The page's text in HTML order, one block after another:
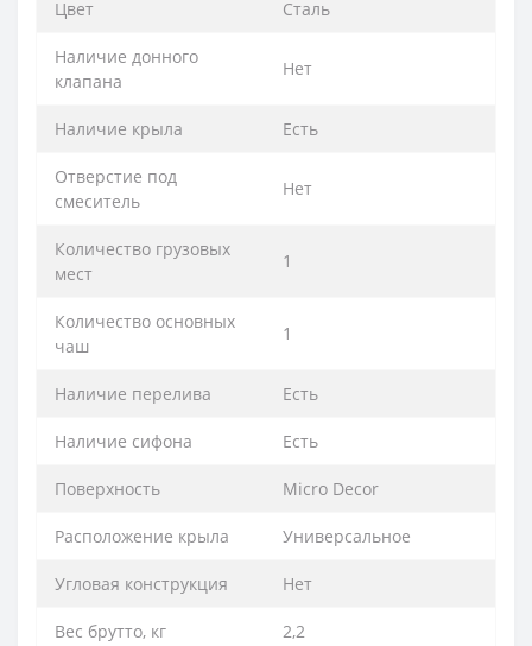
Цвет Сталь
Наличие донного
клапана
Нет
Наличие крыла Есть
Отверстие под
смеситель
Нет
Количество грузовых
мест
1
Количество основных
чаш
1
Наличие перелива Есть
Наличие сифона Есть
Поверхность Micro Decor
Расположение крыла Универсальное
Угловая конструкция Нет
Вес брутто, кг 2,2